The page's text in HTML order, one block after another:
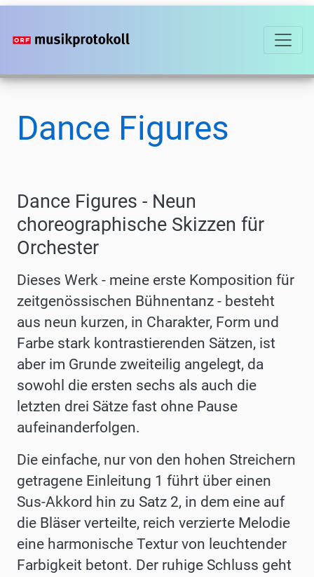
Direkt
zum
Dance Figures
Dance Figures - Neun
choreographische Skizzen für
Orchester
Dieses Werk - meine erste Komposition für
zeitgenössischen Bühnentanz - besteht
aus neun kurzen, in Charakter, Form und
Farbe stark kontrastierenden Sätzen, ist
aber im Grunde zweiteilig angelegt, da
sowohl die ersten sechs als auch die
letzten drei Sätze fast ohne Pause
aufeinander­folgen.
Die einfache, nur von den hohen Streichern
getragene Einleitung 1 führt über einen
Sus-Akkord hin zu Satz 2, in dem eine auf
die Bläser verteilte, reich verzierte Melodie
eine harmonische Textur von leuchtender
Farbigkeit betont. Der ruhige Schluss geht